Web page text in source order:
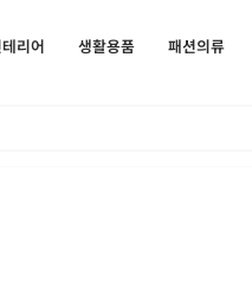
리어 생활용품 패션의류